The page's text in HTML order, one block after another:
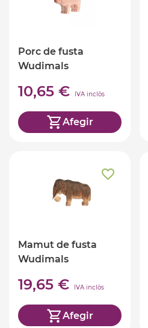
Porc de fusta
Wudimals
10,65 € IVA inclòs
Afegir
Mamut de fusta
Wudimals
19,65 € IVA inclòs
Afegir